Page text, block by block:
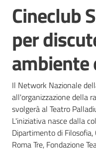
usa
dati
Strumenti
e
risorse
Citizen
Salta al contenuto
Cineclub
per
ambiente
Il Network Nazionale
all'organizzazione della
svolgerà al Teatro
L'iniziativa nasce dalla
Dipartimento di
Roma Tre, Fondazione